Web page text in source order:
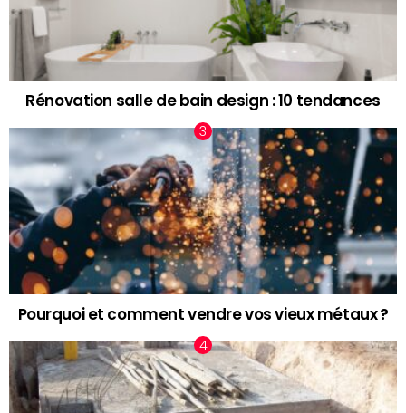
Rénovation salle de bain design : 10 tendances
Pourquoi et comment vendre vos vieux métaux ?